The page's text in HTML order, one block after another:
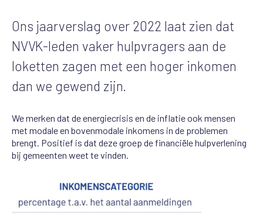
Ons jaarverslag over 2022 laat zien dat
NVVK-leden vaker hulpvragers aan de
loketten zagen met een hoger inkomen
dan we gewend zijn.
We merken dat de energiecrisis en de inflatie ook mensen
met modale en bovenmodale inkomens in de problemen
brengt. Positief is dat deze groep de financiële hulpverlening
bij gemeenten weet te vinden.